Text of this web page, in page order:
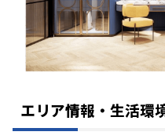
エリア情報・生活環